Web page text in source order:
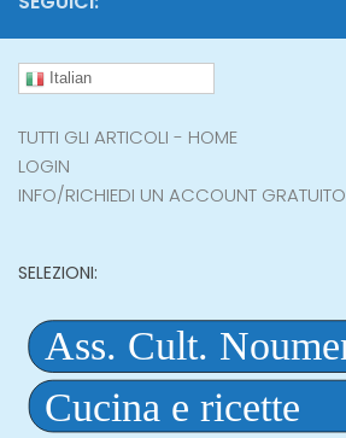
Italian
TUTTI GLI ARTICOLI - HOME
LOGIN
INFO/RICHIEDI UN ACCOUNT GRATUITO
SELEZIONI: